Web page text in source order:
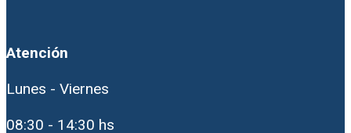
Atención
Lunes - Viernes
08:30 - 14:30 hs